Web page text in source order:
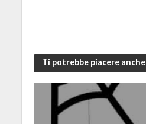
Ti potrebbe piacere anche